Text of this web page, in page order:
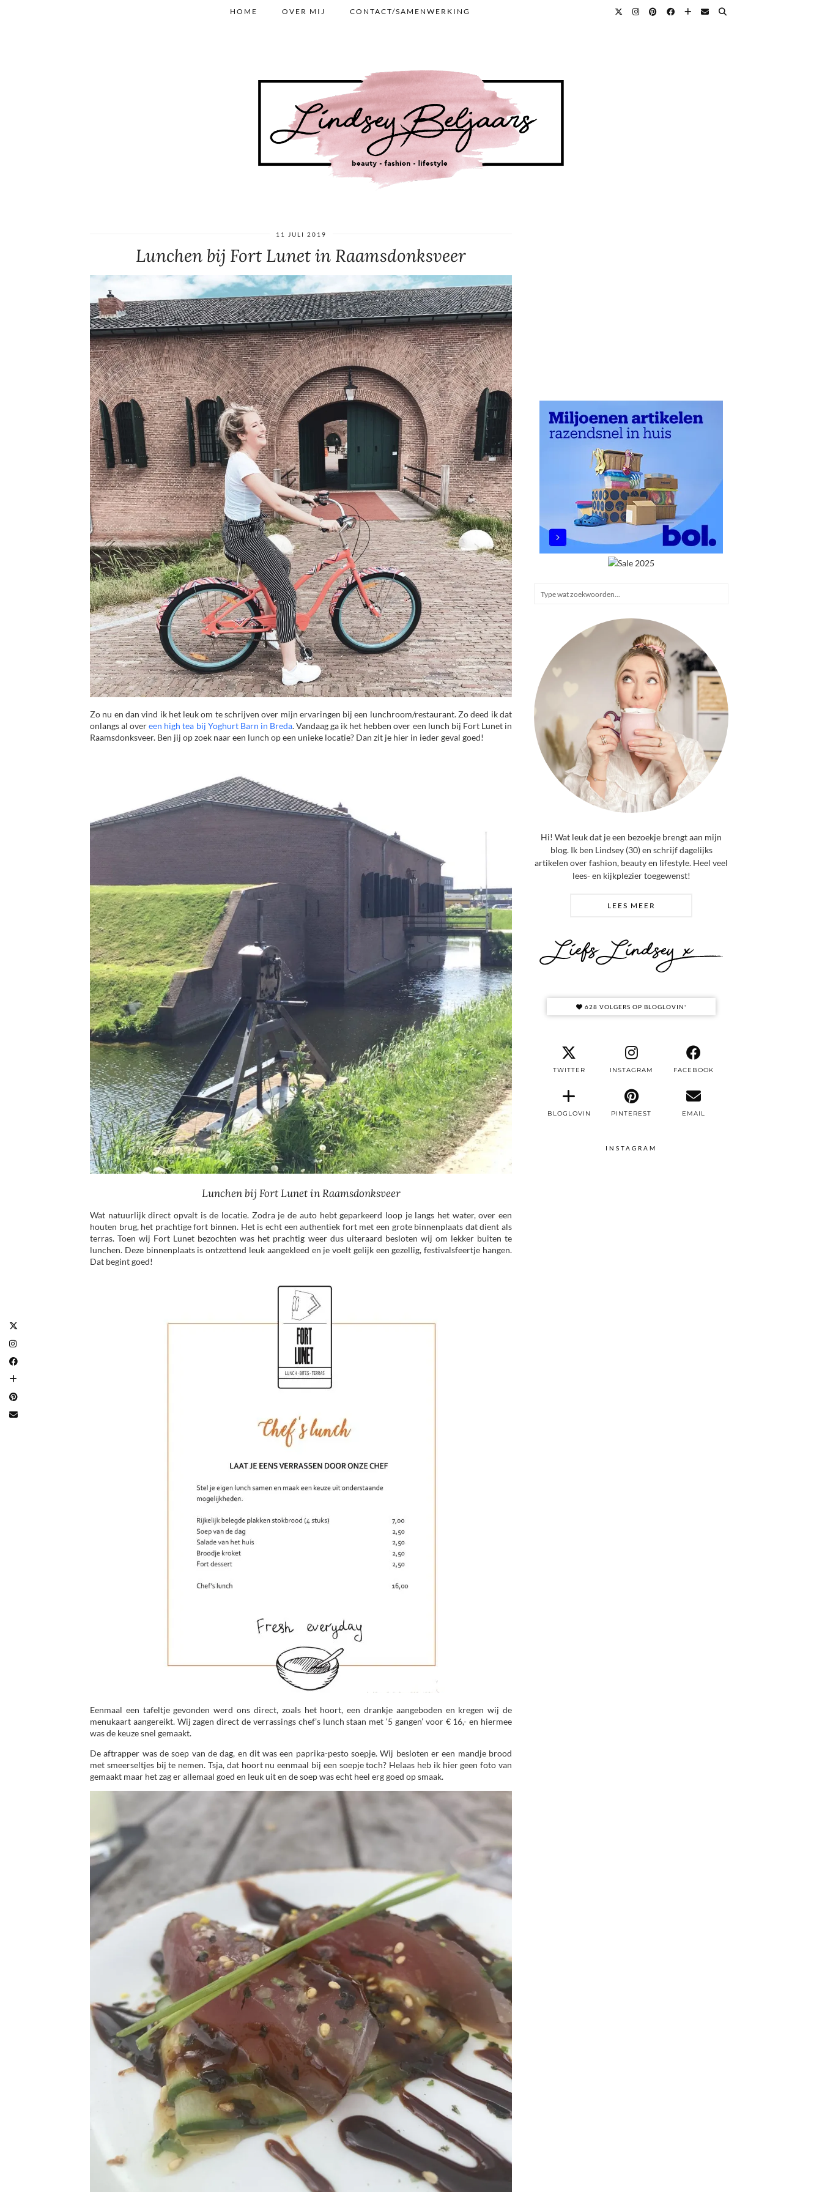
HOME OVER MIJ CONTACT/SAMENWERKING
11 JULI 2019
Lunchen bij Fort Lunet in Raamsdonksveer
Zo nu en dan vind ik het leuk om te schrijven over mijn ervaringen bij een lunchroom/restaurant. Zo deed ik dat
onlangs al overeen high tea bij Yoghurt Barn in Breda. Vandaag ga ik het hebben over een lunch bij Fort Lunet in
Raamsdonksveer. Ben jij op zoek naar een lunch op een unieke locatie? Dan zit je hier in ieder geval goed!
Lunchen bij Fort Lunet in Raamsdonksveer
Wat natuurlijk direct opvalt is de locatie. Zodra je de auto hebt geparkeerd loop je langs het water, over een
houten brug, het prachtige fort binnen. Het is echt een authentiek fort met een grote binnenplaats dat dient als
terras. Toen wij Fort Lunet bezochten was het prachtig weer dus uiteraard besloten wij om lekker buiten te
lunchen. Deze binnenplaats is ontzettend leuk aangekleed en je voelt gelijk een gezellig, festivalsfeertje hangen.
Dat begint goed!
Eenmaal een tafeltje gevonden werd ons direct, zoals het hoort, een drankje aangeboden en kregen wij de
menukaart aangereikt. Wij zagen direct de verrassings chef’s lunch staan met ‘5 gangen’ voor € 16,- en hiermee
was de keuze snel gemaakt.
De aftrapper was de soep van de dag, en dit was een paprika-pesto soepje. Wij besloten er een mandje brood
met smeerseltjes bij te nemen. Tsja, dat hoort nu eenmaal bij een soepje toch? Helaas heb ik hier geen foto van
gemaakt maar het zag er allemaal goed en leuk uit en de soep was echt heel erg goed op smaak.
Hi! Wat leuk dat je een bezoekje brengt aan mijn
blog. Ik ben Lindsey (30) en schrijf dagelijks
artikelen over fashion, beauty en lifestyle. Heel veel
lees- en kijkplezier toegewenst!
LEES MEER
628 VOLGERS OP BLOGLOVIN'
TWITTER INSTAGRAM FACEBOOK
BLOGLOVIN PINTEREST EMAIL
INSTAGRAM